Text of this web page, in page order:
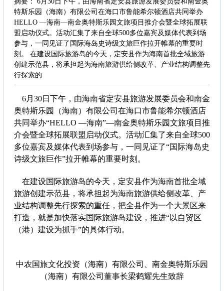
特斯乐园（海南）有限公司在海口市鲁能希尔顿酒店共同举办
HELLO —海南—南金奥特斯乐园文旅项目推介会暨全球拓展联
盟启动仪式。活动汇集了来自全球500多位嘉宾及媒体代表到场
参与，一同见证了国际海岛史诗级文旅巨作拉开帷幕的重要时
刻。 在建设国际旅游岛的今天，定安县作为海南首批全域旅游
创建示范县，将承担起为海南旅游供给侧改革、产业结构调整先
行探索的
6月30日下午，由海南省定安县旅游发展委员会和南金
奥特斯乐园（海南）有限公司在海口市鲁能希尔顿酒店
共同举办“HELLO —海南”—南金奥特斯乐园文旅项目推
介会暨全球拓展联盟启动仪式。活动汇集了来自全球500
多位嘉宾及媒体代表到场参与，一同见证了“国际海岛史
诗级文旅巨作”拉开帷幕的重要时刻。
在建设国际旅游岛的今天，定安县作为海南首批全域
旅游创建示范县，将承担起为海南旅游供给侧改革、产
业结构调整先行探索的重任，把全县作为一个大景区来
打造，就是加快落实国际旅游岛建设，推进“以自贸区
（港）建设为抓手”的具体行动。
中农国旅文化投资（海南）有限公司、南金奥特斯乐园
（海南）有限公司董事长梁鹤耀先生致辞